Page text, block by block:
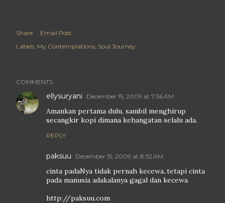
Share
Email Post
Labels: My Contemplations Soul Journey
COMMENTS
ellysuryani December 15, 2009 at 7:56 AM
Amankan pertama dulu, sambil menghirup
secangkir kopi dimana kehangatan selalu ada.
REPLY
paksuu December 15, 2009 at 8:52 AM
cinta padaNya tidak pernah kecewa..tetapi cinta
pada manusia adakalanya gagal dan kecewa
http://paksuu.com